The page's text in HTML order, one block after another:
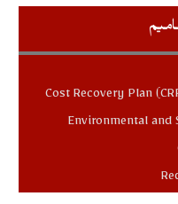
Cost Recovery Plan
Environmental and